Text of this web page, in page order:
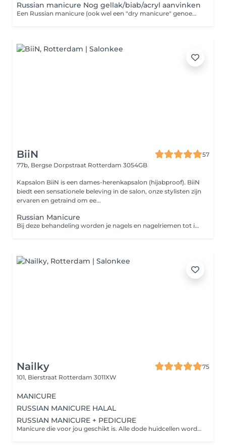
Russian manicure Nog gellak/biab/acryl aanvinken
Een Russian manicure (ook wel een "dry manicure" genoemd) is een manicure zonder water, waarbij met een elektrische vijl (e-file) en speciale bitjes de nagelriemen grondig worden gereinigd en gepolijst. Het doel is om de nagelriemen er heel netjes en glad uit te laten zien
BiiN
57
77b, Bergse Dorpstraat Rotterdam 3054GB
Kapsalon BiiN is een dames-herenkapsalon (hijabproof). BiiN
biedt een sensationele beleving in de salon, onze stylisten zijn
ervaren en getraind om ee...
Russian Manicure
Bij deze behandeling worden je nagels en nagelriemen tot in de puntjes verzorgd met de Russian manicure techniek. Hierbij gebruiken we een elektrische vijl om je nagelriemen veilig en zeer nauwkeurig te reinigen, wat zorgt voor een ultra strakke en verzorgde look.
Nailky
75
101, Bierstraat Rotterdam 3011XW
MANICURE
RUSSIAN MANICURE HALAL
RUSSIAN MANICURE + PEDICURE
Manicure die voor jou geschikt is. Alle dode huidcellen worden verwijderd. Inclusief intake. Er wordt gekeken naar de problemen die er spelen en deze worden, indien mogelijk, behandeld. Het gaat hier om ingegroeide teennagels, likdoorns, overtollig eelt.